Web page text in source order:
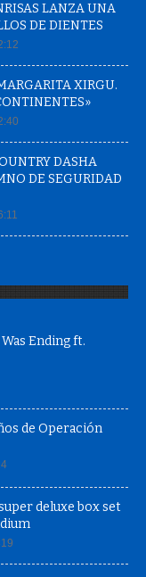
LANZA UNA
DE DIENTES
XIRGU.
DASHA
DE SEGURIDAD
Ending ft.
de Operación
deluxe box set